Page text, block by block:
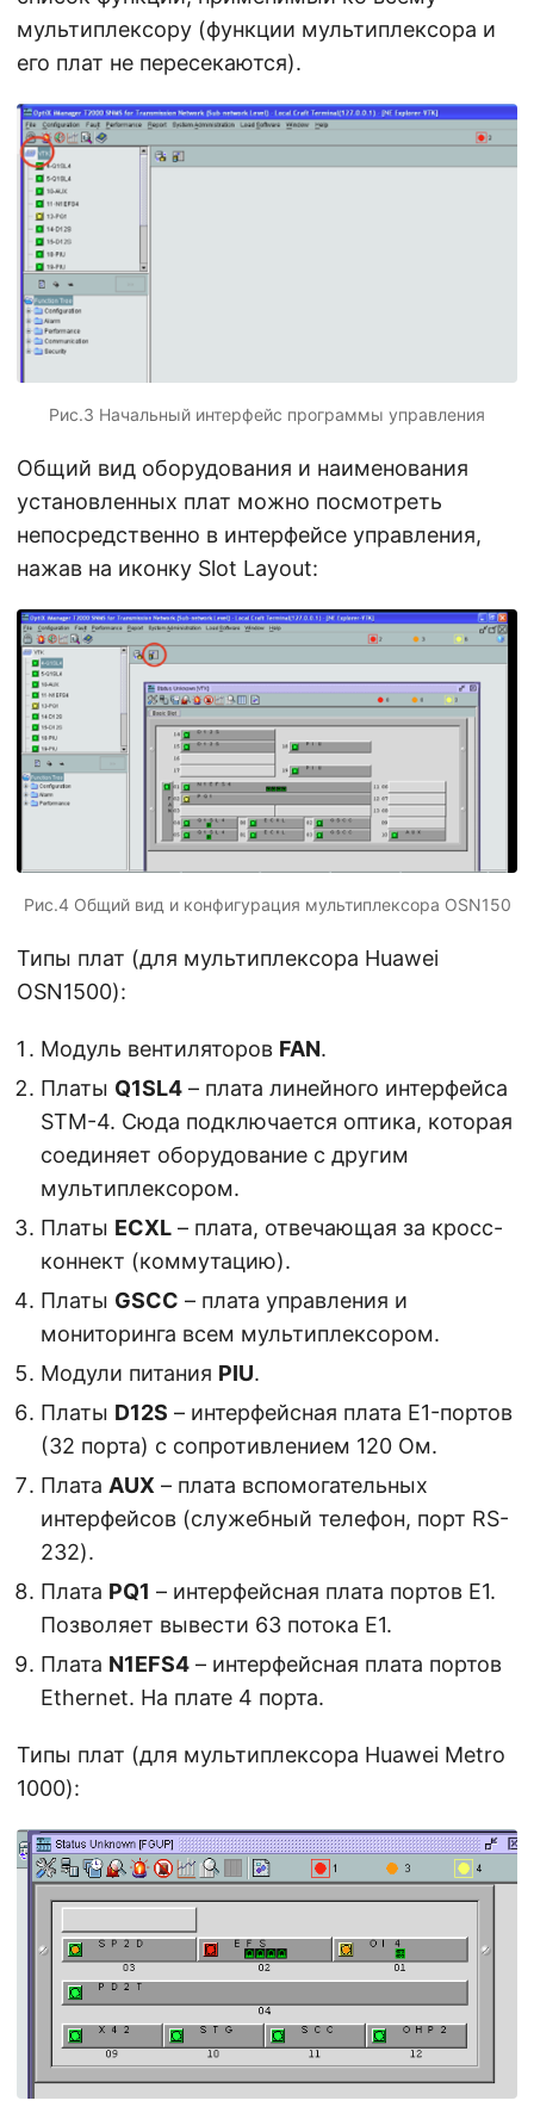
мультиплексору (функции мультиплексора и
его плат не пересекаются).
Рис.3 Начальный интерфейс программы управления
Общий вид оборудования и наименования
установленных плат можно посмотреть
непосредственно в интерфейсе управления,
нажав на иконку Slot Layout:
Рис.4 Общий вид и конфигурация мультиплексора OSN150
Типы плат (для мультиплексора Huawei
OSN1500):
Модуль вентиляторов FAN.
Платы Q1SL4 – плата линейного интерфейса
STM-4. Сюда подключается оптика, которая
соединяет оборудование с другим
мультиплексором.
Платы ECXL – плата, отвечающая за кросс-
коннект (коммутацию).
Платы GSCC – плата управления и
мониторинга всем мультиплексором.
Модули питания PIU.
Платы D12S – интерфейсная плата E1-портов
(32 порта) с сопротивлением 120 Ом.
Плата AUX – плата вспомогательных
интерфейсов (служебный телефон, порт RS-
232).
Плата PQ1 – интерфейсная плата портов E1.
Позволяет вывести 63 потока E1.
Плата N1EFS4 – интерфейсная плата портов
Ethernet. На плате 4 порта.
Типы плат (для мультиплексора Huawei Metro
1000):